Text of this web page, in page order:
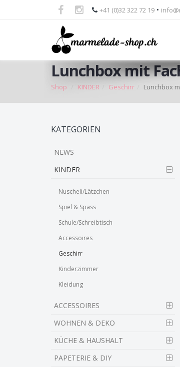
+41 (0)32 322 72 19 •
Lunchbox mit
Shop KINDER Geschirr Lunchbox
KATEGORIEN
NEWS
KINDER
Nuscheli/Lätzchen
Spiel & Spass
Schule/Schreibtisch
Accessoires
Geschirr
Kinderzimmer
Kleidung
ACCESSOIRES
WOHNEN & DEKO
KÜCHE & HAUSHALT
PAPETERIE & DIY